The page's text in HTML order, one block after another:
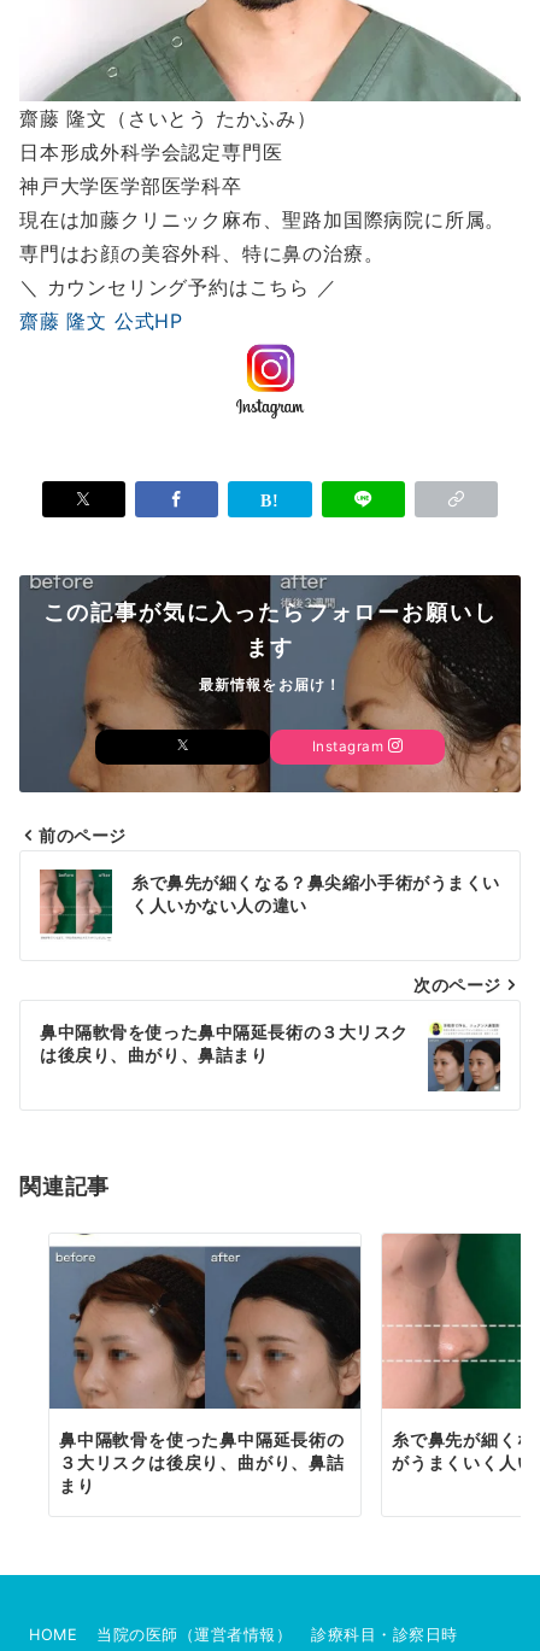
齋藤 隆文（さいとう たかふみ）
日本形成外科学会認定専門医
神戸大学医学部医学科卒
現在は加藤クリニック麻布、聖路加国際病院に所属。
専門はお顔の美容外科、特に鼻の治療。
＼ カウンセリング予約はこちら ／
齋藤 隆文 公式HP
この記事が気に入ったらフォローお願いし
ます
最新情報をお届け！
Instagram
投
稿
ビ
ゲ
ー
シ
ン
前のページ
糸で鼻先が細くなる？鼻尖縮小手術がうまくい
く人いかない人の違い
次のページ
鼻中隔軟骨を使った鼻中隔延長術の３大リスク
は後戻り、曲がり、鼻詰まり
関連記事
鼻中隔軟骨を使った鼻中隔延長術の
３大リスクは後戻り、曲がり、鼻詰
まり
糸で鼻先が細く
がうまくいく人
HOME 当院の医師（運営者情報） 診療科目・診察日時